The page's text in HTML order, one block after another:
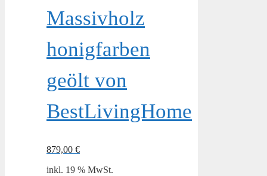
Massivholz
honigfarben
geölt von
BestLivingHome
879,00 €
inkl. 19 % MwSt.